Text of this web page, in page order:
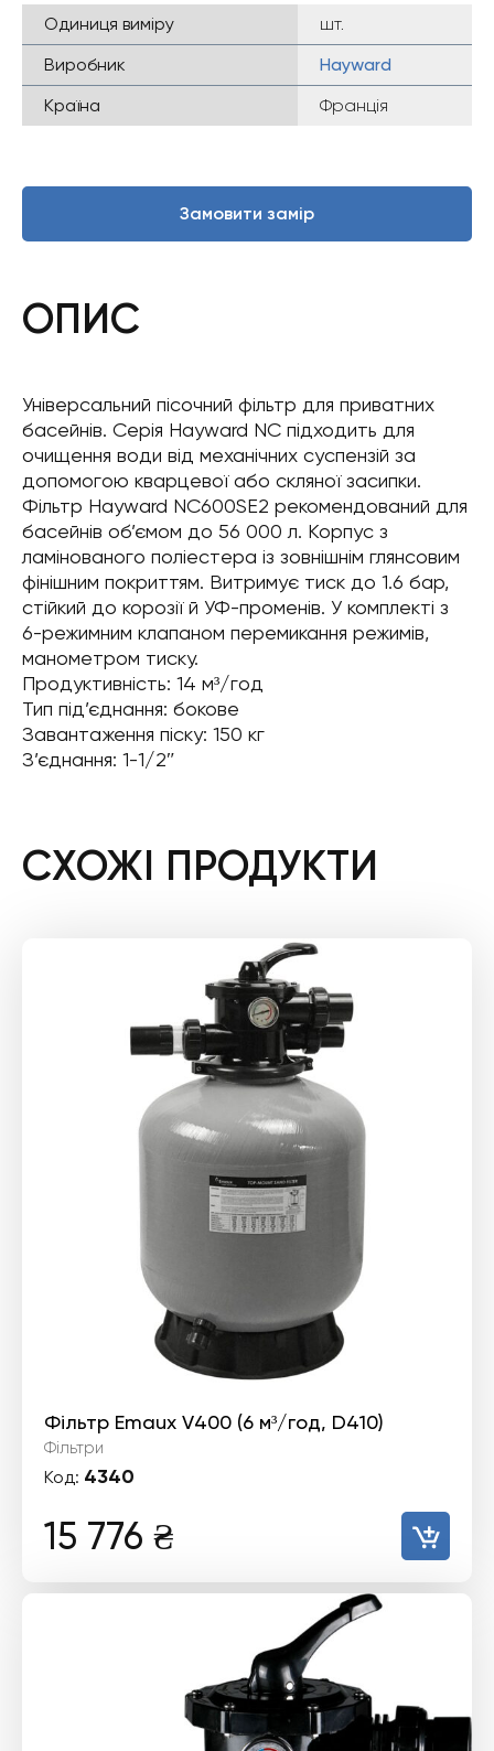
Одиниця виміру
шт.
Виробник
Hayward
Країна
Франція
Замовити замір
ОПИС
Універсальний пісочний фільтр для приватних
басейнів. Серія Hayward NC підходить для
очищення води від механічних суспензій за
допомогою кварцевої або скляної засипки.
Фільтр Hayward NC600SE2 рекомендований для
басейнів об’ємом до 56 000 л. Корпус з
ламінованого поліестера із зовнішнім глянсовим
фінішним покриттям. Витримує тиск до 1.6 бар,
стійкий до корозії й УФ-променів. У комплекті з
6-режимним клапаном перемикання режимів,
манометром тиску.
Продуктивність: 14 м³/год
Тип під’єднання: бокове
Завантаження піску: 150 кг
З’єднання: 1-1/2″
СХОЖІ ПРОДУКТИ
Фільтр Emaux V400 (6 м³/год, D410)
Фільтри
Код: 4340
15 776 ₴